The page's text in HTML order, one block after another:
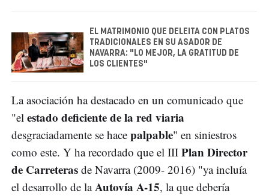
EL MATRIMONIO QUE DELEITA CON PLATOS
TRADICIONALES EN SU ASADOR DE
NAVARRA: "LO MEJOR, LA GRATITUD DE
LOS CLIENTES"
La asociación ha destacado en un comunicado que
"el estado deficiente de la red viaria
desgraciadamente se hace palpable" en siniestros
como este. Y ha recordado que el III Plan Director
de Carreteras de Navarra (2009- 2016) "ya incluía
el desarrollo de laAutovía A-15, la que debería